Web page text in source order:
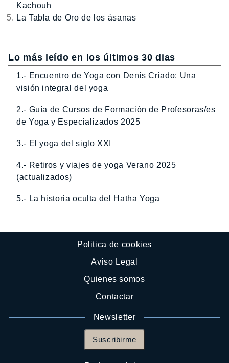
Kachouh
La Tabla de Oro de los ásanas
Lo más leído en los últimos 30 dias
1.- Encuentro de Yoga con Denis Criado: Una
visión integral del yoga
2.- Guía de Cursos de Formación de Profesoras/es
de Yoga y Especializados 2025
3.- El yoga del siglo XXI
4.- Retiros y viajes de yoga Verano 2025
(actualizados)
5.- La historia oculta del Hatha Yoga
Politica de cookies
Aviso Legal
Quienes somos
Contactar
Newsletter
Suscribirme